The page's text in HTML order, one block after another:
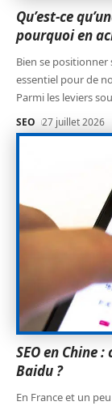
Qu’est-ce
pourquoi en
Bien se positionner
essentiel pour de
Parmi les leviers
SEO 27 juillet 2026
SEO en Chine
Baidu ?
En France et un